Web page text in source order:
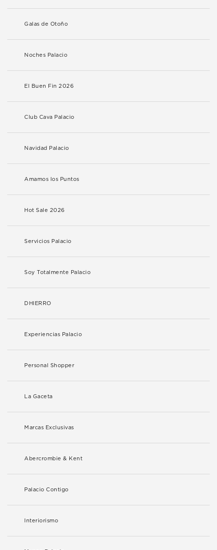
Galas de Otoño
Noches Palacio
El Buen Fin 2026
Club Cava Palacio
Navidad Palacio
Amamos los Puntos
Hot Sale 2026
Servicios Palacio
Soy Totalmente Palacio
DHIERRO
Experiencias Palacio
Personal Shopper
La Gaceta
Marcas Exclusivas
Abercrombie & Kent
Palacio Contigo
Interiorismo